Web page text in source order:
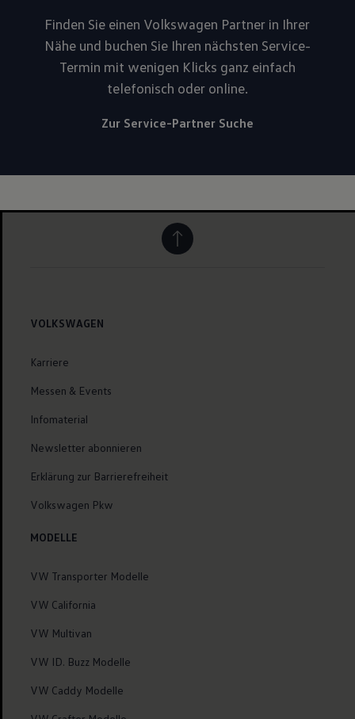
Finden Sie einen Volkswagen Partner in Ihrer
Nähe und buchen Sie Ihren nächsten Service-
Termin mit wenigen Klicks ganz einfach
telefonisch oder online.
Zur Service-Partner Suche
VOLKSWAGEN
Karriere
Messen & Events
Infomaterial
Newsletter abonnieren
Erklärung zur Barrierefreiheit
Volkswagen Pkw
MODELLE
VW Transporter Modelle
VW California
VW Multivan
VW ID. Buzz Modelle
VW Caddy Modelle